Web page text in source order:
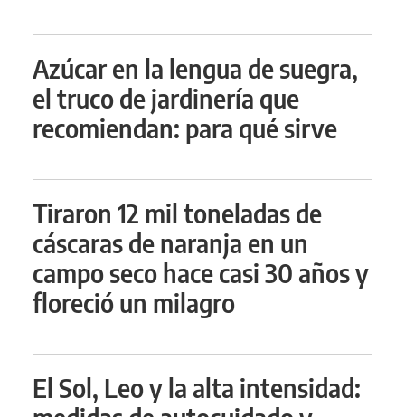
Azúcar en la lengua de suegra,
el truco de jardinería que
recomiendan: para qué sirve
Tiraron 12 mil toneladas de
cáscaras de naranja en un
campo seco hace casi 30 años y
floreció un milagro
El Sol, Leo y la alta intensidad: